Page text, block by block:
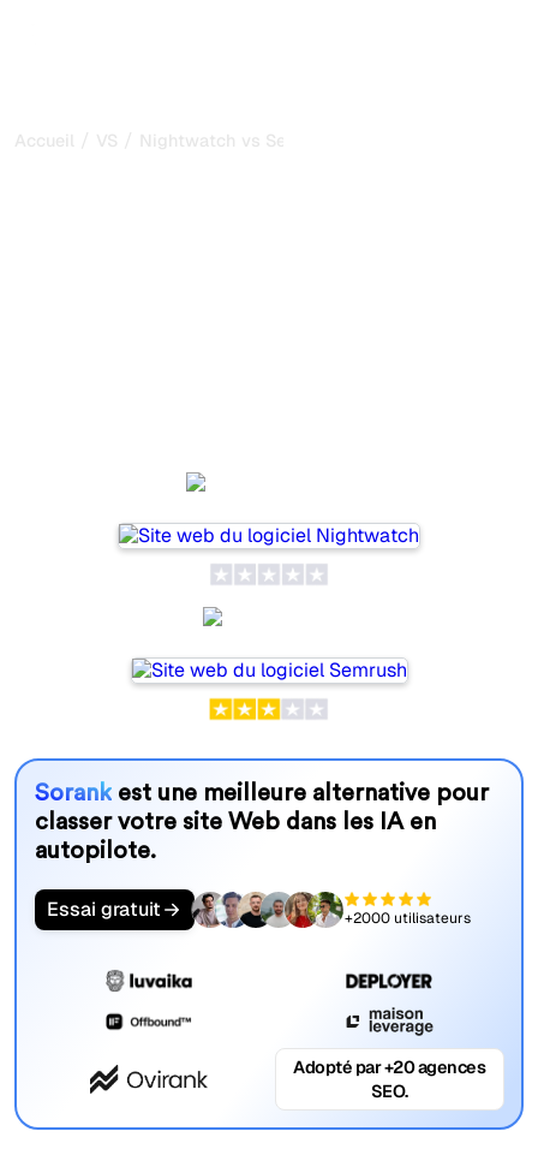
Accueil / VS / Nightwatch vs Semrush
Sorankest une meilleure alternative pour
classer votre site Web dans les IA en
autopilote.
Essai gratuit +2000 utilisateurs
Adopté par +20 agences
SEO.